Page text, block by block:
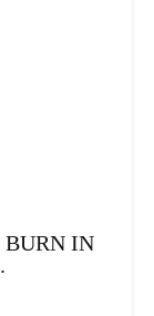
BURN IN